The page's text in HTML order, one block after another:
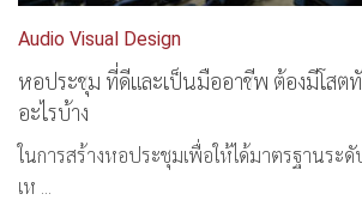
Audio Visual Design
หอประชุม ที่ดีและเป็นมืออาชีพ ต้องมีโส
อะไรบ้าง
ในการสร้างหอประชุมเพื่อให้ได้มาตรฐานระ
เห ...